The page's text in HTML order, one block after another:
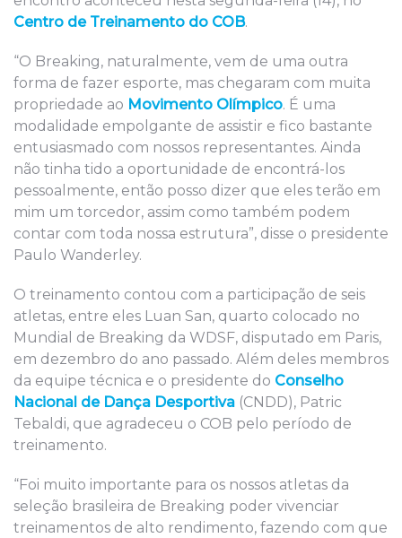
Centro de Treinamento do COB.
“O Breaking, naturalmente, vem de uma outra
forma de fazer esporte, mas chegaram com muita
propriedade ao Movimento Olímpico. É uma
modalidade empolgante de assistir e fico bastante
entusiasmado com nossos representantes. Ainda
não tinha tido a oportunidade de encontrá-los
pessoalmente, então posso dizer que eles terão em
mim um torcedor, assim como também podem
contar com toda nossa estrutura”, disse o presidente
Paulo Wanderley.
O treinamento contou com a participação de seis
atletas, entre eles Luan San, quarto colocado no
Mundial de Breaking da WDSF, disputado em Paris,
em dezembro do ano passado. Além deles membros
da equipe técnica e o presidente do Conselho
Nacional de Dança Desportiva (CNDD), Patric
Tebaldi, que agradeceu o COB pelo período de
treinamento.
“Foi muito importante para os nossos atletas da
seleção brasileira de Breaking poder vivenciar
treinamentos de alto rendimento, fazendo com que